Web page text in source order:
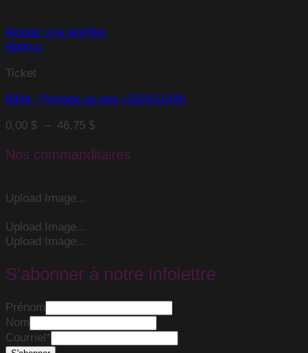
Ajouter à la wishlist
Aperçu
Ticket
Billet : Portage au dos (2025/11/08)
0,00 $ – 46,75 $Plage
prix :
Nos commanditaires
Upload Image...
Upload Image...
Upload Image...
S'abonner à notre infolettre
Prénom
Nom
Courriel*